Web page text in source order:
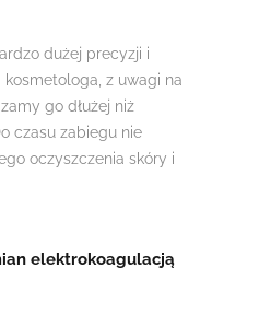
dużej precyzji i
kosmetologa, z uwagi na
go dłużej niż
czasu zabiegu nie
oczyszczenia skóry i
elektrokoagulacją